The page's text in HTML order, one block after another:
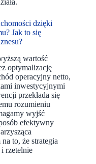
dzięki
Jak to się
wartość
optymalizację
operacyjny netto,
inwestycyjnymi
przekłada się
rozumieniu
wyjść
efektywny
to, że strategia
i rzetelnie